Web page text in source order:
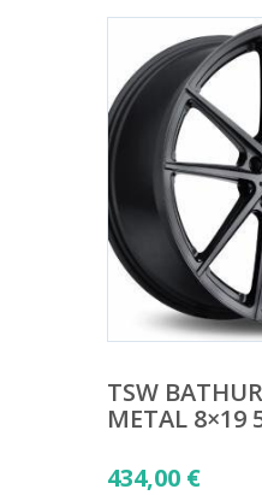
TSW
METAL 8×19
434,00 €